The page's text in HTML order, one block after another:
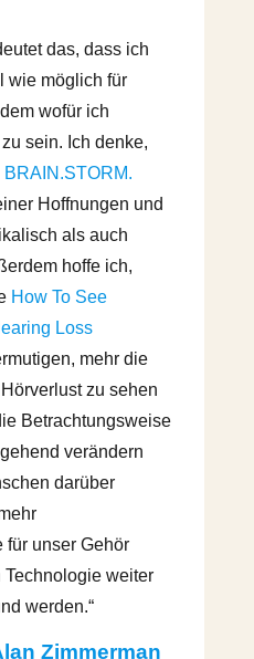
das, dass ich
wie möglich für
wofür ich
sein. Ich denke,
BRAIN.STORM.
Hoffnungen und
als auch
hoffe ich,
How To See
Loss
mehr die
zu sehen
Betrachtungsweise
verändern
darüber
für unser Gehör
Technologie weiter
werden.“
Zimmerman